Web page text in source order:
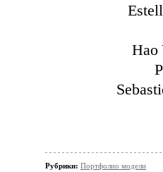
Hao
Рубрики: Портфолио модели